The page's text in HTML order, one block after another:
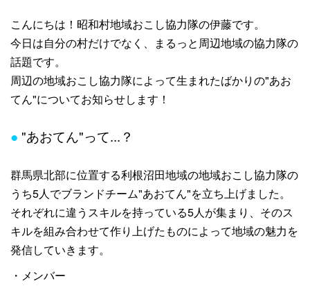
こんにちは！昭和村地域おこし協力隊の伊藤です。
今日は自分の村だけでなく、まるっと周辺地域の協力隊の
話題です。
周辺の地域おこし協力隊によって生まれたばかりの"あお
てん"についてお知らせします！
● "あおてん"って...？
群馬県北部に位置する利根沼田地域の地域おこし協力隊の
うち5人でブランドチーム"あおてん"を立ち上げました。
それぞれに違うスキルを持っている5人が集まり、そのス
キルを組み合わせて作り上げたものによって地域の魅力を
発信していきます。
・メンバー